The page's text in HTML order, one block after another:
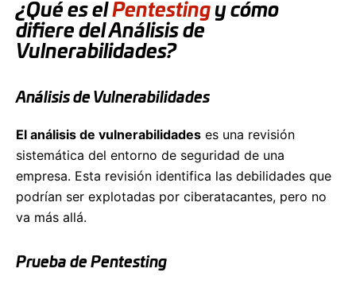
¿Qué es elPentesting y cómo
difiere del Análisis de
Vulnerabilidades?
Análisis de Vulnerabilidades
El análisis de vulnerabilidades es una revisión
sistemática del entorno de seguridad de una
empresa. Esta revisión identifica las debilidades que
podrían ser explotadas por ciberatacantes, pero no
va más allá.
Prueba de Pentesting